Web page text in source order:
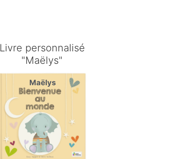
Livre personnalisé
"Maëlys"
Maëlys